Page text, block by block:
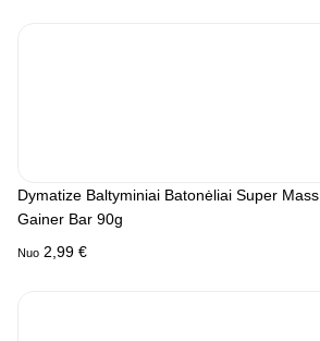
Dymatize Baltyminiai Batonėliai Super Mass
Gainer Bar 90g
Nuo 2,99 €